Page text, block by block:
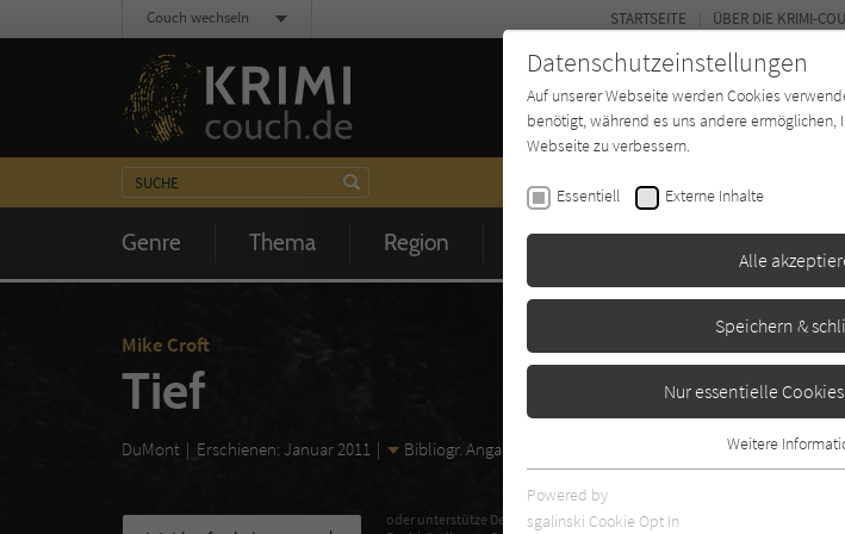
Genre Thema Region Zeit Buchtyp
STARTSEITE ÜBER DIE KRIMI-
Couch wechseln
Mike Croft
Tief
DuMont Erschienen: Januar 2011 Bibliogr. Angaben
oder unterstütze Deinen
Datenschutzeinstellungen
Auf unserer Webseite werden Cookies
benötigt, während es uns andere ermöglichen,
Webseite zu verbessern.
Essentiell Externe Inhalte
Alle
Speichern &
Nur essentielle
Essentielle Cookies werden für
benötigt. Dadurch ist gewährleistet, dass die
Weitere
Powered by
sgalinski Cookie Opt In